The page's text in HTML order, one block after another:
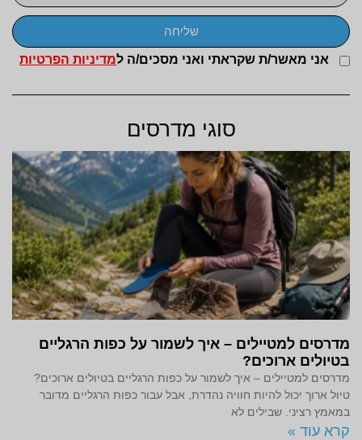
אני מאשר/ת שקראתי ואני מסכים/ה למדיניות הפרטיות
שליחה
סוגי מדרסים
מדרסים למטיילים – איך לשמור על כפות הרגליים
בטיולים ארוכים?
מדרסים למטיילים – איך לשמור על כפות הרגליים בטיולים ארוכים?
טיול ארוך יכול להיות חוויה נהדרת, אבל עבור כפות הרגליים מדובר
במאמץ רציני. שבילים לא
קרא עוד »